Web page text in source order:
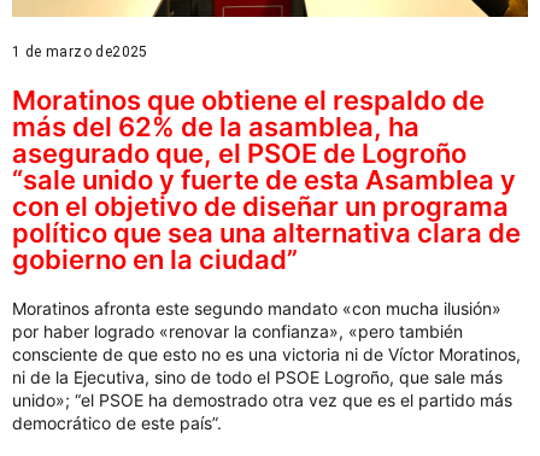
1 de marzo de2025
Moratinos que obtiene el respaldo de
más del 62% de la asamblea, ha
asegurado que, el PSOE de Logroño
“sale unido y fuerte de esta Asamblea y
con el objetivo de diseñar un programa
político que sea una alternativa clara de
gobierno en la ciudad”
Moratinos afronta este segundo mandato «con mucha ilusión»
por haber logrado «renovar la confianza», «pero también
consciente de que esto no es una victoria ni de Víctor Moratinos,
ni de la Ejecutiva, sino de todo el PSOE Logroño, que sale más
unido»; “el PSOE ha demostrado otra vez que es el partido más
democrático de este país”.